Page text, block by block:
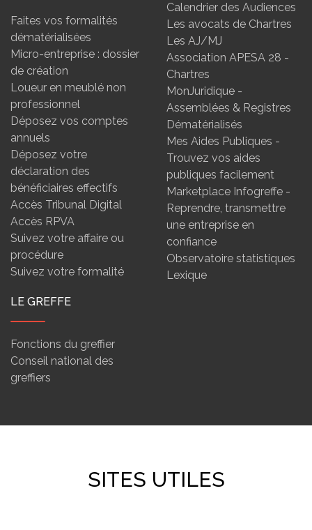
Faites vos formalités
dématérialisées
Micro-entreprise : dossier
de création
Loueur en meublé non
professionnel
Déposez vos comptes
annuels
Déposez votre
déclaration des
bénéficiaires effectifs
Accès Tribunal Digital
Accès RPVA
Suivez votre affaire ou
procédure
Suivez votre formalité
Calendrier des Audiences
Les avocats de Chartres
Les AJ/MJ
Association APESA 28 -
Chartres
MonJuridique -
Assemblées & Registres
Dématérialisés
Mes Aides Publiques -
Trouvez vos aides
publiques facilement
Marketplace Infogreffe -
Reprendre, transmettre
une entreprise en
confiance
Observatoire statistiques
Lexique
LE GREFFE
Fonctions du greffier
Conseil national des
greffiers
SITES UTILES